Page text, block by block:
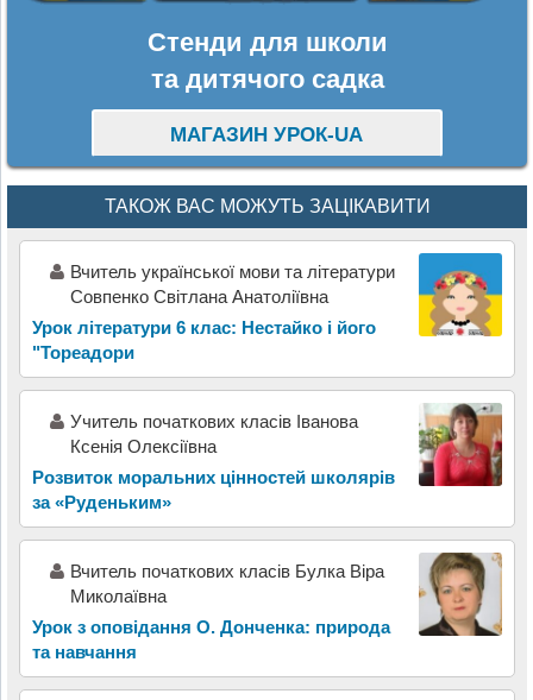
Стенди для школи
та дитячого садка
МАГАЗИН УРОК-UA
ТАКОЖ ВАС МОЖУТЬ ЗАЦІКАВИТИ
Вчитель української мови та літератури
Совпенко Світлана Анатоліївна
Урок літератури 6 клас: Нестайко і його
"Тореадори
Учитель початкових класів Іванова
Ксенія Олексіївна
Розвиток моральних цінностей школярів
за «Руденьким»
Вчитель початкових класів Булка Віра
Миколаївна
Урок з оповідання О. Донченка: природа
та навчання